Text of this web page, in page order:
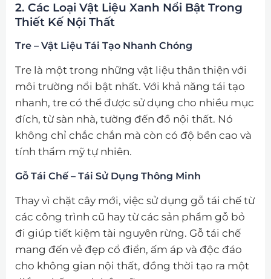
2. Các Loại Vật Liệu Xanh Nổi Bật Trong
Thiết Kế Nội Thất
Tre – Vật Liệu Tái Tạo Nhanh Chóng
Tre là một trong những vật liệu thân thiện với
môi trường nổi bật nhất. Với khả năng tái tạo
nhanh, tre có thể được sử dụng cho nhiều mục
đích, từ sàn nhà, tường đến đồ nội thất. Nó
không chỉ chắc chắn mà còn có độ bền cao và
tính thẩm mỹ tự nhiên.
Gỗ Tái Chế – Tái Sử Dụng Thông Minh
Thay vì chặt cây mới, việc sử dụng gỗ tái chế từ
các công trình cũ hay từ các sản phẩm gỗ bỏ
đi giúp tiết kiệm tài nguyên rừng. Gỗ tái chế
mang đến vẻ đẹp cổ điển, ấm áp và độc đáo
cho không gian nội thất, đồng thời tạo ra một